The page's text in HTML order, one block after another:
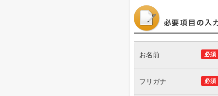
必須
お名前
必須
フリガナ